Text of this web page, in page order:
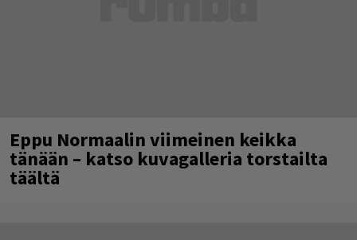
Eppu Normaalin viimeinen keikka
tänään – katso kuvagalleria torstailta
täältä